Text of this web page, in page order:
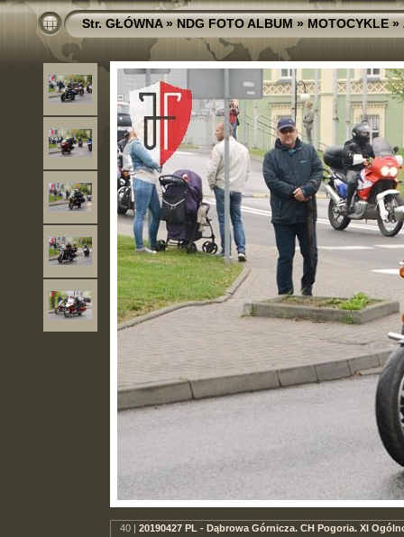
Str. GŁÓWNA»NDG FOTO ALBUM»MOTOCYKLE»
40 | 20190427 PL - Dąbrowa Górnicza. CH Pogoria. XI